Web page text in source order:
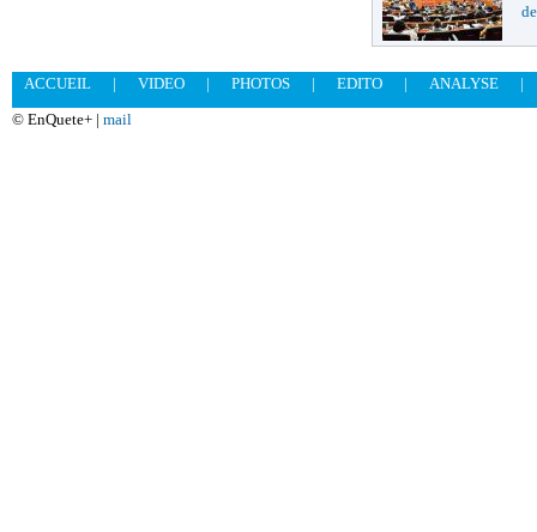
ACCUEIL | VIDEO | PHOTOS | EDITO | ANALYSE
|
© EnQuete+ | mail